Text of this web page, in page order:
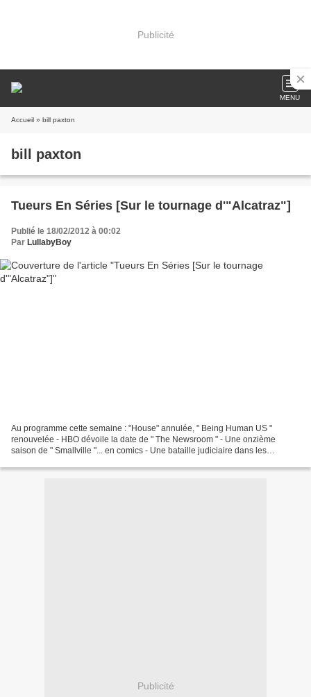
Publicité
MENU
Accueil » bill paxton
bill paxton
Tueurs En Séries [Sur le tournage d'"Alcatraz"]
Publié le 18/02/2012 à 00:02
Par LullabyBoy
Au programme cette semaine : "House" annulée, " Being Human US "
renouvelée - HBO dévoile la date de " The Newsroom " - Une onzième
saison de " Smallville "... en comics - Une bataille judiciaire dans les
Publicité